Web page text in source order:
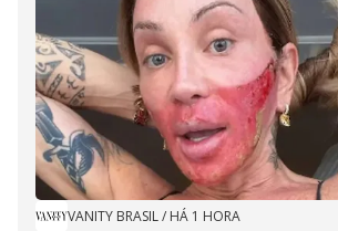
VANITY BRASIL/ HÁ 1 HORA